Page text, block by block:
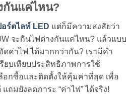
กันแค่ไหน?
ร์ตไลท์ LED แต่ก็มีความสงสัยว่า
จะกินไฟต่างกันแค่ไหน? แล้วแบบ
ค่าไฟ ได้มากกว่ากัน? เรามีคำ
รียบเทียบประสิทธิภาพการใช้
อกซื้อและติดตั้งให้คุ้มค่าที่สุด เพื่อ
มยังลดภาระ “ค่าไฟ” ได้จริง!